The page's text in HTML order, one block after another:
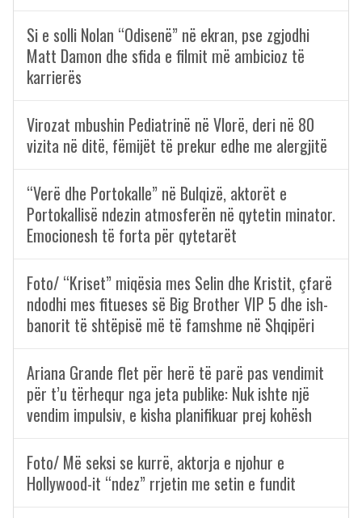
Si e solli Nolan “Odisenë” në ekran, pse zgjodhi
Matt Damon dhe sfida e filmit më ambicioz të
karrierës
Virozat mbushin Pediatrinë në Vlorë, deri në 80
vizita në ditë, fëmijët të prekur edhe me alergjitë
“Verë dhe Portokalle” në Bulqizë, aktorët e
Portokallisë ndezin atmosferën në qytetin minator.
Emocionesh të forta për qytetarët
Foto/ “Kriset” miqësia mes Selin dhe Kristit, çfarë
ndodhi mes fitueses së Big Brother VIP 5 dhe ish-
banorit të shtëpisë më të famshme në Shqipëri
Ariana Grande flet për herë të parë pas vendimit
për t’u tërhequr nga jeta publike: Nuk ishte një
vendim impulsiv, e kisha planifikuar prej kohësh
Foto/ Më seksi se kurrë, aktorja e njohur e
Hollywood-it “ndez” rrjetin me setin e fundit